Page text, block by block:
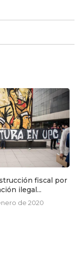
fiscal por
ilegal...
de 2020